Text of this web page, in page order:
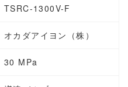
TSRC-1300V-F
オカダアイヨン（株）
30 MPa